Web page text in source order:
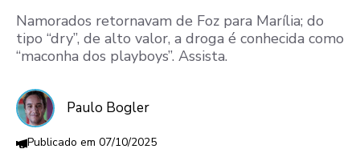
Namorados retornavam de Foz para Marília; do
tipo “dry”, de alto valor, a droga é conhecida como
“maconha dos playboys”. Assista.
Paulo Bogler
07/10/2025